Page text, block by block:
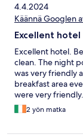
4.4.2024
Käännä Googlen
Excellent hotel
Excellent hotel.
clean. The night
was very friendly
breakfast area
were very
would have stayed
2 yön matka